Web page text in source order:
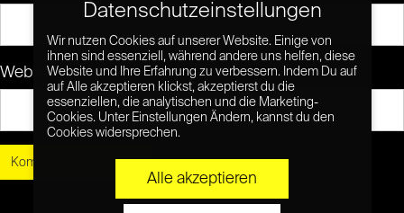
Website
Datenschutzeinstellungen
Wir nutzen Cookies auf unserer Website. Einige von
ihnen sind essenziell, während andere uns helfen, diese
Website und Ihre Erfahrung zu verbessern. Indem Du auf
auf Alle akzeptieren klickst, akzeptierst du die
essenziellen, die analytischen und die Marketing-
Cookies. Unter Einstellungen Ändern, kannst du den
Cookies widersprechen.
Alle akzeptieren